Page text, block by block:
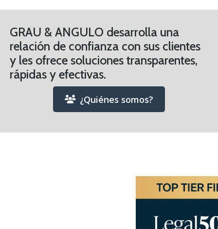
GRAU & ANGULO desarrolla una
relación de confianza con sus clientes
y les ofrece soluciones transparentes,
rápidas y efectivas.
¿Quiénes somos?